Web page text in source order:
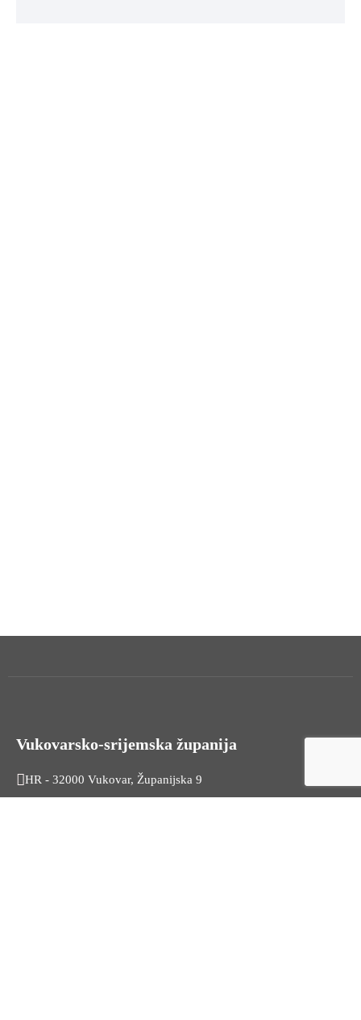
Vukovarsko-srijemska županija
HR - 32000 Vukovar, Županijska 9